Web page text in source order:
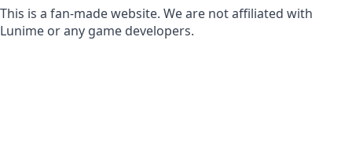
This is a fan-made website. We are not affiliated with
Lunime or any game developers.